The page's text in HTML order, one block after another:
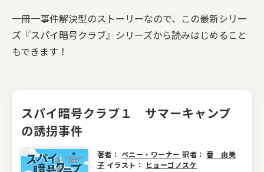
一冊一事件解決型のストーリーなので、この最新シリー
ズ『スパイ暗号クラブ』シリーズから読みはじめること
もできます！
スパイ暗号クラブ１ サマーキャンプ
の誘拐事件
著者： ペニー・ワーナー 訳者： 番 由美
子 イラスト： ヒョーゴノスケ